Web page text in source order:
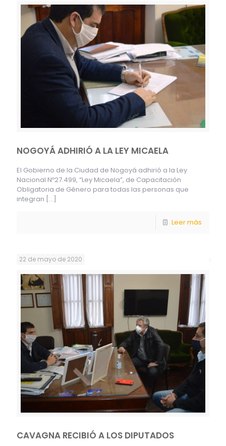
NOGOYÁ ADHIRIÓ A LA LEY MICAELA
El Gobierno de la Ciudad de Nogoyá adhirió a la Ley
Nacional Nº27.499, “Ley Micaela”, de Capacitación
Obligatoria de Género para todas las personas que
integran […]
Leer más
22 de mayo de 2020
CAVAGNA RECIBIÓ A LOS DIPUTADOS